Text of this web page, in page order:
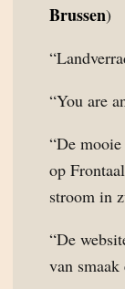
Brussen)
“You are
“De
op
stroom in
“De
van